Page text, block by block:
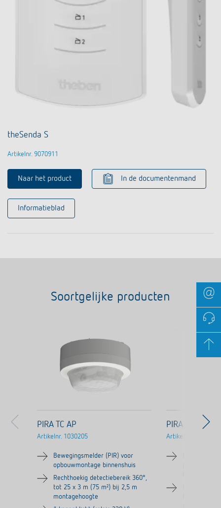
theSenda S
Artikelnr. 9070911
Naar het product In de documentenmand
Informatieblad
Soortgelijke producten
PIRA TC AP
Artikelnr. 1030205
Bewegingsmelder (PIR) voor
opbouwmontage binnenshuis
Rechthoekig detectiebereik 360°,
tot 25 x 3 m (75 m²) bij 2,5 m
montagehoogte
PIRA TC DE
Artikelnr.